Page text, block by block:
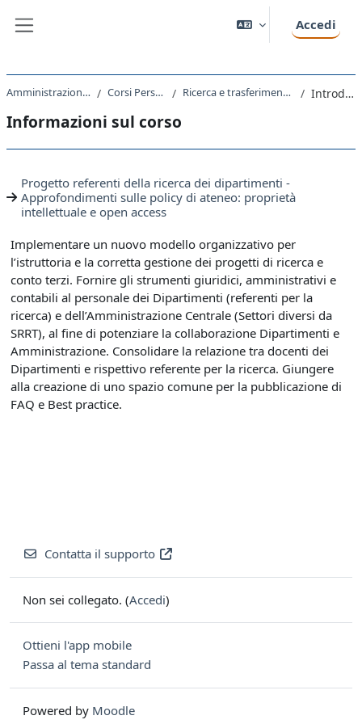
Accedi
Amministrazione Centrale Corsi Personale T-A Ricerca e trasferimento tecnologico Introduzione
Informazioni sul corso
Progetto referenti della ricerca dei dipartimenti -
Approfondimenti sulle policy di ateneo: proprietà
intellettuale e open access
Implementare un nuovo modello organizzativo per
l’istruttoria e la corretta gestione dei progetti di ricerca e
conto terzi. Fornire gli strumenti giuridici, amministrativi e
contabili al personale dei Dipartimenti (referenti per la
ricerca) e dell’Amministrazione Centrale (Settori diversi da
SRRT), al fine di potenziare la collaborazione Dipartimenti e
Amministrazione. Consolidare la relazione tra docenti dei
Dipartimenti e rispettivo referente per la ricerca. Giungere
alla creazione di uno spazio comune per la pubblicazione di
FAQ e Best practice.
Contatta il supporto
Non sei collegato. (Accedi)
Ottieni l'app mobile
Passa al tema standard
Powered by Moodle